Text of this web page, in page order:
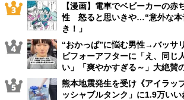
【漫画】電車でベビーカーの赤
性 怒ると思いきや…“意外な本
き！」
“おかっぱ”に悩む男性→バッサ
ビフォーアフターに「え、同じ
い」「爽やかすぎる～」大絶賛
熊本地震発生を受け《アイラッ
ッシャブルタンク」に1.9万い